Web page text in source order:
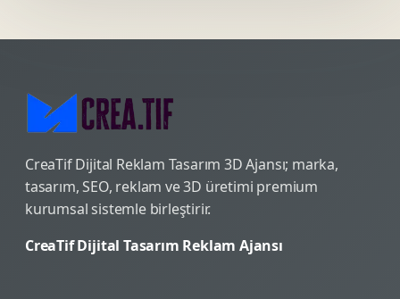
CreaTif Dijital Reklam Tasarım 3D Ajansı; marka,
tasarım, SEO, reklam ve 3D üretimi premium
kurumsal sistemle birleştirir.
CreaTif Dijital Tasarım Reklam Ajansı